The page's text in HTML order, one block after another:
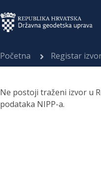
Početna Registar
Ne postoji traženi izvor u
podataka NIPP-a.